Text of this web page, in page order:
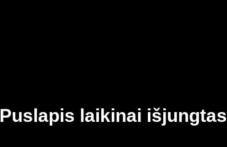
Puslapis laikinai išjungtas